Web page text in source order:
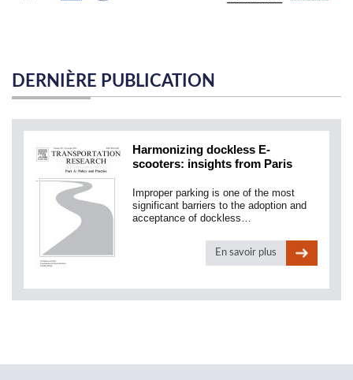
DERNIÈRE PUBLICATION
Harmonizing dockless E-
scooters: insights from Paris
Improper parking is one of the most
significant barriers to the adoption and
acceptance of dockless…
En savoir plus